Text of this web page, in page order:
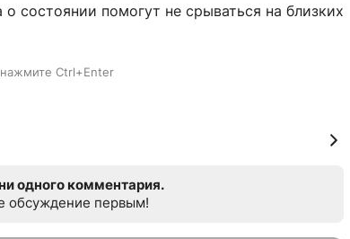
состоянии помогут не срываться на близких
Ctrl+Enter
одного комментария.
обсуждение первым!